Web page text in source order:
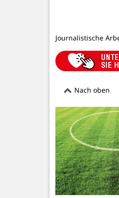
Journalistische
Nach oben